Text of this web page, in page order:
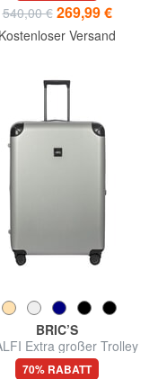
540,00 € 269,99 €
Kostenloser Versand
BRIC’S
Extra großer Trolley
70% RABATT